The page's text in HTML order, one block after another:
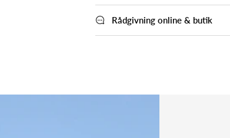
Rådgivning online & butik